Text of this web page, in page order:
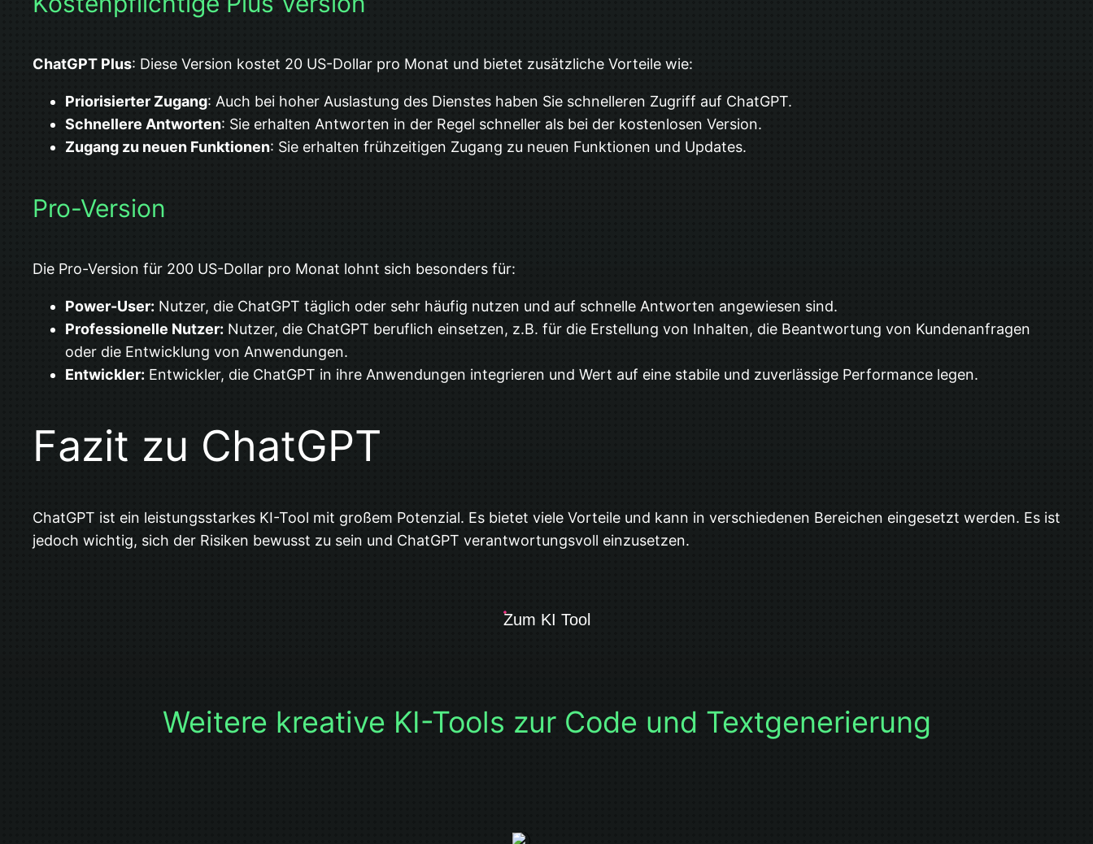
ChatGPT Plus: Diese Version kostet 20 US-Dollar pro Monat und bietet zusätzliche Vorteile wie:
Priorisierter Zugang: Auch bei hoher Auslastung des Dienstes haben Sie schnelleren Zugriff auf ChatGPT.
Schnellere Antworten: Sie erhalten Antworten in der Regel schneller als bei der kostenlosen Version.
Zugang zu neuen Funktionen: Sie erhalten frühzeitigen Zugang zu neuen Funktionen und Updates.
Pro-Version
Die Pro-Version für 200 US-Dollar pro Monat lohnt sich besonders für:
Power-User: Nutzer, die ChatGPT täglich oder sehr häufig nutzen und auf schnelle Antworten angewiesen sind.
Professionelle Nutzer: Nutzer, die ChatGPT beruflich einsetzen, z.B. für die Erstellung von Inhalten, die Beantwortung von Kundenanfragen
oder die Entwicklung von Anwendungen.
Entwickler: Entwickler, die ChatGPT in ihre Anwendungen integrieren und Wert auf eine stabile und zuverlässige Performance legen.
Fazit zu ChatGPT
ChatGPT ist ein leistungsstarkes KI-Tool mit großem Potenzial. Es bietet viele Vorteile und kann in verschiedenen Bereichen eingesetzt werden. Es ist
jedoch wichtig, sich der Risiken bewusst zu sein und ChatGPT verantwortungsvoll einzusetzen.
Zum KI Tool
Weitere kreative KI-Tools zur Code und Textgenerierung